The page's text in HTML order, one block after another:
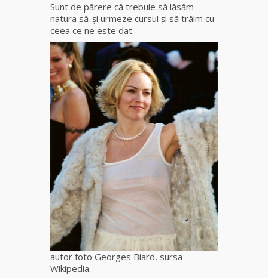
Morgana,
magiei
negre
Ana Maria
Vrăjitoarea
Elena
Minodora
a revenit
din
Ierusalim
Celebra
vrăjitoare
Rodica
Gheorghe,
Sunt de părere că trebuie să lăsăm
natura să-şi urmeze cursul şi să trăim cu
ceea ce ne este dat.
autor foto Georges Biard, sursa
Wikipedia.